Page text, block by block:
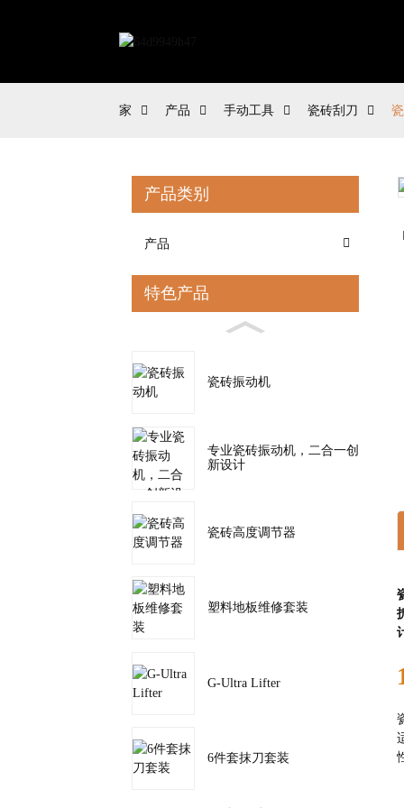
家 产品 手动工具 瓷砖刮刀
产品类别
产品
特色产品
瓷砖振动机
专业瓷砖振动机，二合一创
新设计
瓷砖高度调节器
塑料地板维修套装
G-Ultra Lifter
6件套抹刀套装
Loading...
Loading...